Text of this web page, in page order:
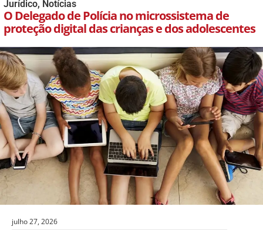
Jurídico, Notícias
O Delegado de Polícia no microssistema de
proteção digital das crianças e dos adolescentes
julho 27, 2026